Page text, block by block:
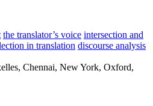
the translator’s voice intersection and
in translation discourse analysis
Chennai, New York, Oxford,